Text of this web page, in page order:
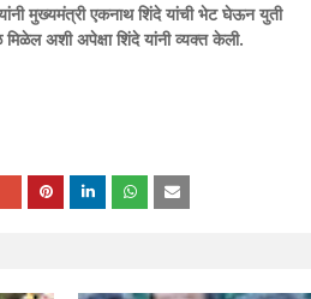
मुख्यमंत्री एकनाथ शिंदे यांची भेट घेऊन युती
मिळेल अशी अपेक्षा शिंदे यांनी व्यक्त केली.